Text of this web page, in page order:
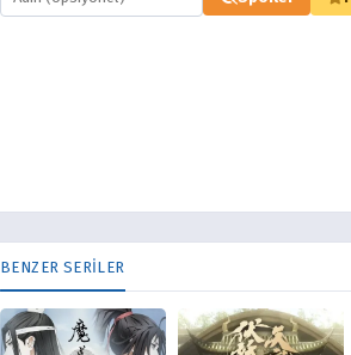
BENZER SERİLER